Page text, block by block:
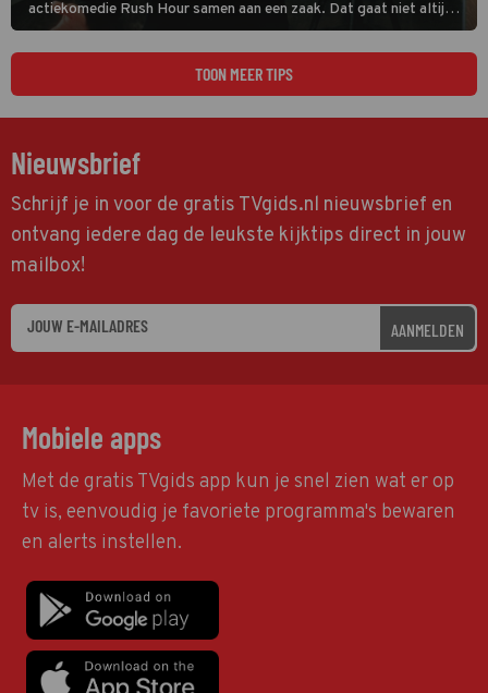
actiekomedie Rush Hour samen aan een zaak. Dat gaat niet altijd
van een leien dakje.
TOON MEER TIPS
Nieuwsbrief
Schrijf je in voor de gratis TVgids.nl nieuwsbrief en
ontvang iedere dag de leukste kijktips direct in jouw
mailbox!
AANMELDEN
Mobiele apps
Met de gratis TVgids app kun je snel zien wat er op
tv is, eenvoudig je favoriete programma's bewaren
en alerts instellen.